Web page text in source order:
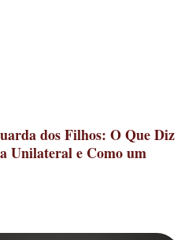
dos Filhos: O Que Diz
Unilateral e Como um